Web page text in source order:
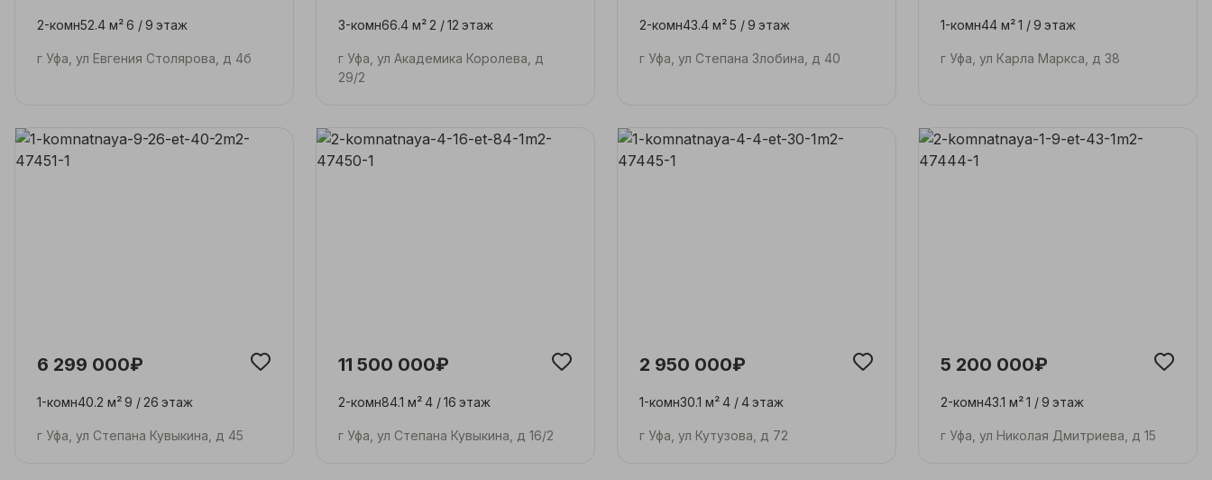
2-комн52.4 м²6 /9 этаж
г Уфа, ул Евгения Столярова, д 4б
3-комн66.4 м² 2 /12 этаж
г Уфа, ул Академика Королева, д
29/2
2-комн43.4 м²5 /9 этаж
г Уфа, ул Степана Злобина, д 40
1-комн44 м²1 /9 этаж
г Уфа, ул Карла Маркса, д 38
6 299 000₽
1-комн40.2 м²9 / 26 этаж
г Уфа, ул Степана Кувыкина, д 45
11 500 000₽
2-комн84.1 м²4 /16 этаж
г Уфа, ул Степана Кувыкина, д 16/2
2 950 000₽
1-комн30.1 м²4 /4этаж
г Уфа, ул Кутузова, д 72
5 200 000₽
2-комн43.1 м²1 /9 этаж
г Уфа, ул Николая Дмитриева, д 15